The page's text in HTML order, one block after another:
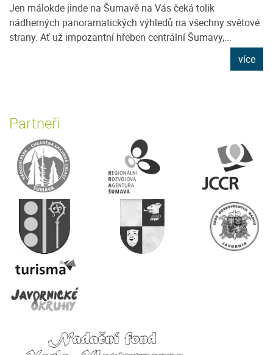
Jen málokde jinde na Šumavě na Vás čeká tolik
nádherných panoramatických výhledů na všechny světové
strany. Ať už impozantní hřeben centrální Šumavy,...
více
Partneři